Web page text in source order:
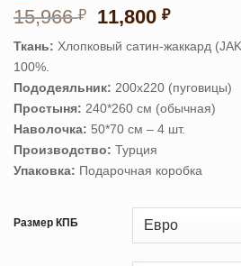
15,966₽
составляла
11,800₽Текущая
11,800
Ткань: Хлопковый сатин-жаккард
100%.
Пододеяльник: 200х220 (пуговицы)
Простыня: 240*260 см (обычная)
Наволочка: 50*70 см – 4 шт.
Производство: Турция
Упаковка: Подарочная коробка
Размер КПБ